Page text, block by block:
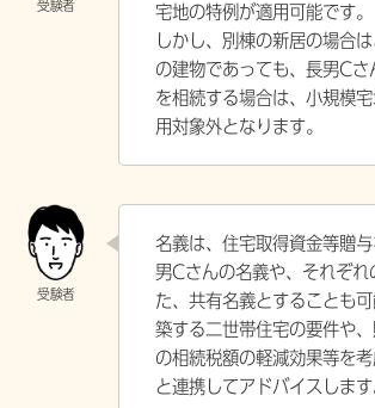
宅地の特例が適用可能です。
しかし、別棟の新居の場合
の建物であっても、長男Cさ
を相続する場合は、小規模
用対象外となります。
名義は、住宅取得資金等贈
男Cさんの名義や、それぞれ
た、共有名義とすることも
築する二世帯住宅の要件や
の相続税額の軽減効果等を
と連携してアドバイスします